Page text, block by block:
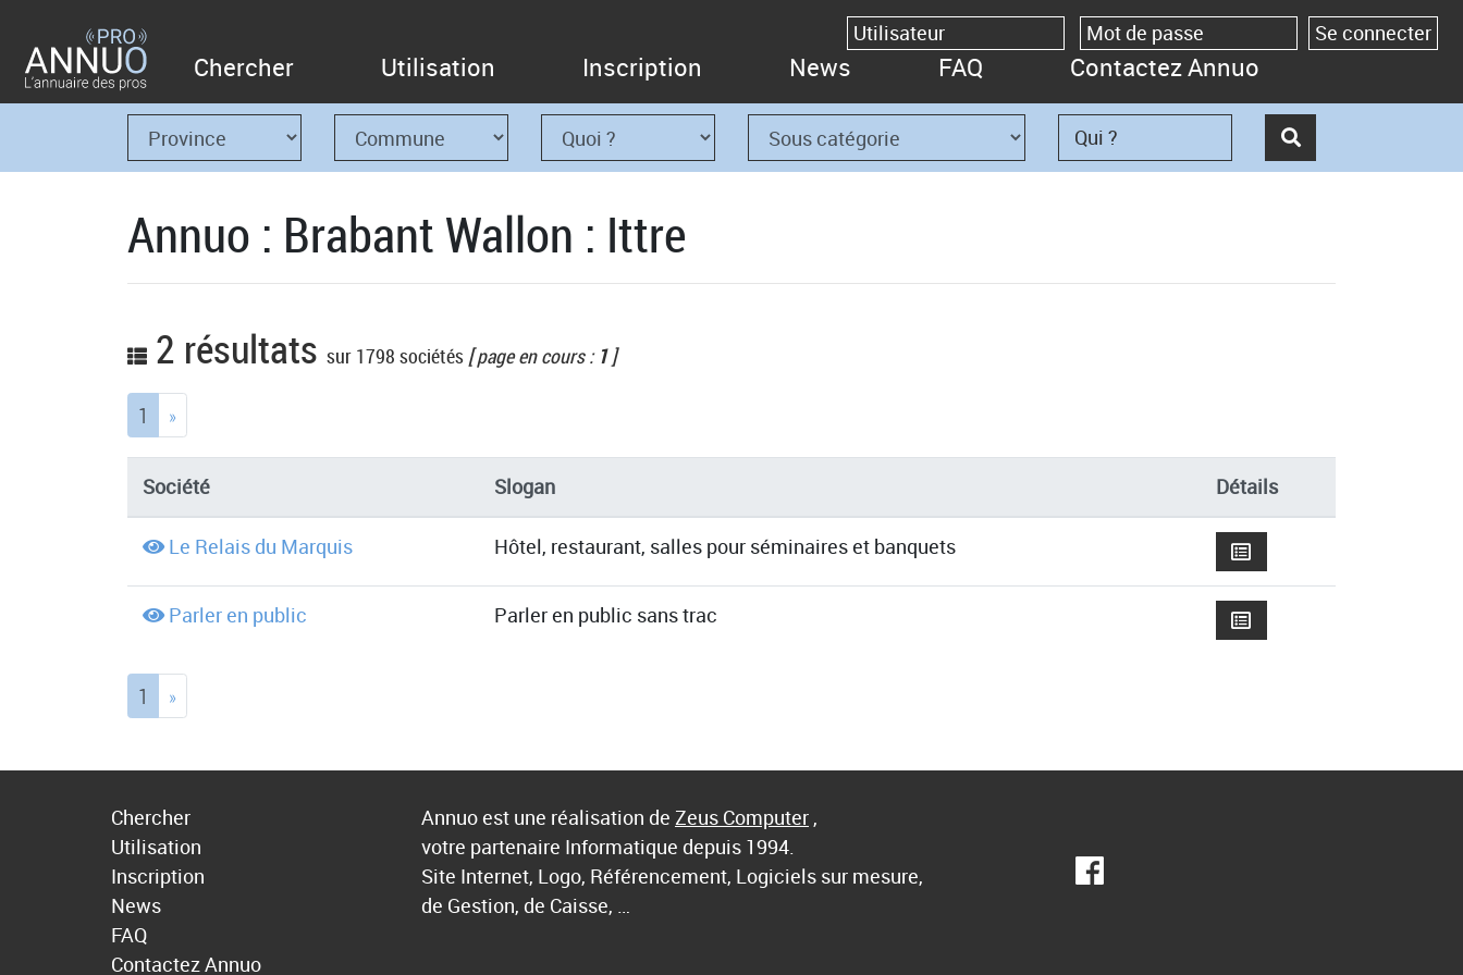
Chercher Utilisation Inscription News FAQ Contactez Annuo
Annuo : Brabant Wallon : Ittre
2 résultats sur 1798 sociétés [ page en cours : 1]
1 (current)
»
Société Slogan Détails
Le Relais du Marquis Hôtel, restaurant, salles pour séminaires et banquets
Parler en public Parler en public sans trac
1 (current)
»
Chercher
Utilisation
Inscription
News
FAQ
Contactez Annuo
Annuo est une réalisation de Zeus Computer ,
votre partenaire Informatique depuis 1994.
Site Internet, Logo, Référencement, Logiciels sur mesure,
de Gestion, de Caisse, …